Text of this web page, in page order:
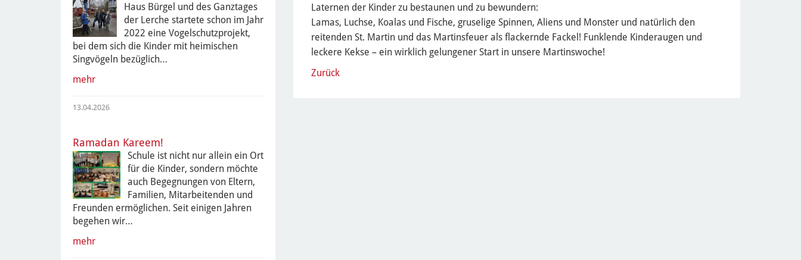
Laternen der Kinder zu bestaunen und zu bewundern:
Lamas, Luchse, Koalas und Fische, gruselige Spinnen, Aliens und Monster und natürlich den
reitenden St. Martin und das Martinsfeuer als flackernde Fackel! Funklende Kinderaugen und
leckere Kekse – ein wirklich gelungener Start in unsere Martinswoche!
Zurück
Haus Bürgel und des Ganztages
der Lerche startete schon im Jahr
2022 eine Vogelschutzprojekt,
bei dem sich die Kinder mit heimischen
Singvögeln bezüglich…
mehr
13.04.2026
Ramadan Kareem!
Schule ist nicht nur allein ein Ort
für die Kinder, sondern möchte
auch Begegnungen von Eltern,
Familien, Mitarbeitenden und
Freunden ermöglichen. Seit einigen Jahren
begehen wir…
mehr